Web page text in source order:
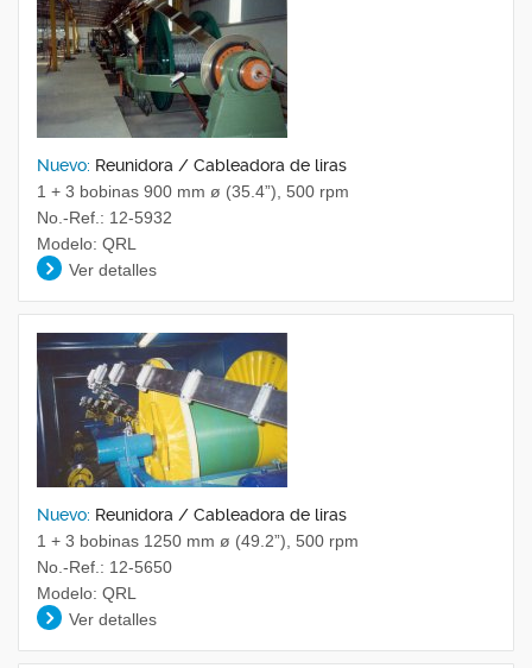
Nuevo: Reunidora / Cableadora de liras
1 + 3 bobinas 900 mm ø (35.4”), 500 rpm
No.-Ref.: 12-5932
Modelo: QRL
Ver detalles
Nuevo: Reunidora / Cableadora de liras
1 + 3 bobinas 1250 mm ø (49.2”), 500 rpm
No.-Ref.: 12-5650
Modelo: QRL
Ver detalles